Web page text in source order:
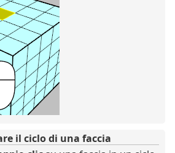
il ciclo di una faccia